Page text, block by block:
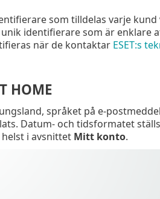
som tilldelas varje
identifierare som är enklare
när de kontaktar ESET:s
HOME
språket på e-
Datum- och tidsformatet
i avsnittet Mitt konto.